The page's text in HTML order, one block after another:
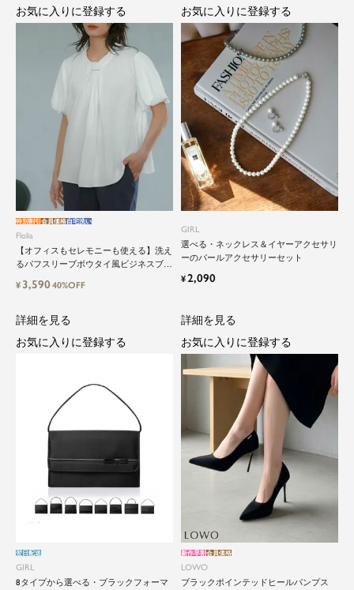
Flolia
【オフィスもセレモニーも使える】洗え
るパフスリーブボウタイ風ビジネスブラ
特別割引会員価格自宅洗い
¥ 3,59040%OFF
お気に入りに登録する
GIRL
選べる・ネックレス＆イヤーアクセサリ
ーのパールアクセサリーセット
¥2,090
お気に入りに登録する
GIRL
8タイプから選べる・ブラックフォーマ
翌日配送
詳細を見る
お気に入りに登録する
LOWO
ブラックポインテッドヒールパンプス
新作早割会員価格
詳細を見る
お気に入りに登録する